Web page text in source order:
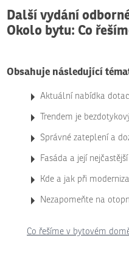
Další vydání
Okolo bytu: Co
Obsahuje následující
Aktuální nabídka
Trendem je
Správné zateplení a
Fasáda a její
Kde a jak při
Nezapomeňte na
Co řešíme v bytovém